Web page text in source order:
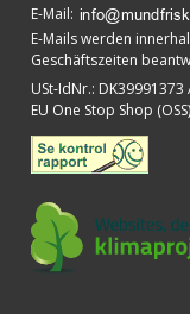
E-Mail:
E-Mails werden
Geschäftszeiten
USt-IdNr.:
EU One Stop Shop